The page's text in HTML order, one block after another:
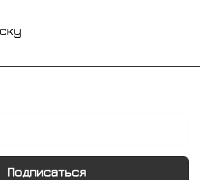
Подписаться